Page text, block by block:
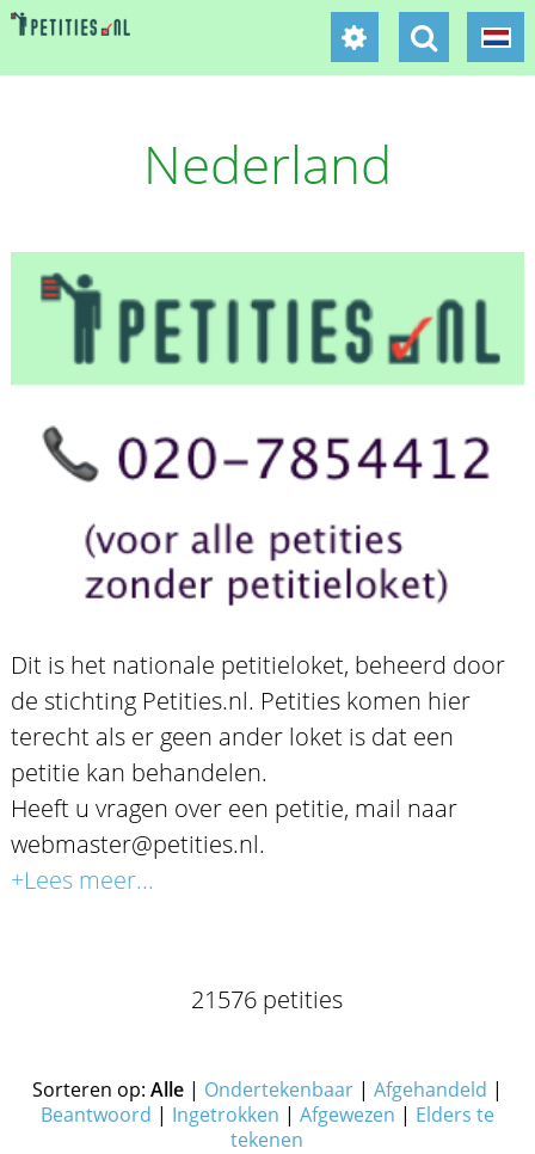
Nederland
Dit is het nationale petitieloket, beheerd door
de stichting Petities.nl. Petities komen hier
terecht als er geen ander loket is dat een
petitie kan behandelen.
Heeft u vragen over een petitie, mail naar
webmaster@petities.nl.
+Lees meer...
21576 petities
Sorteren op: Alle| Ondertekenbaar| Afgehandeld |
Beantwoord | Ingetrokken | Afgewezen | Elders te
tekenen